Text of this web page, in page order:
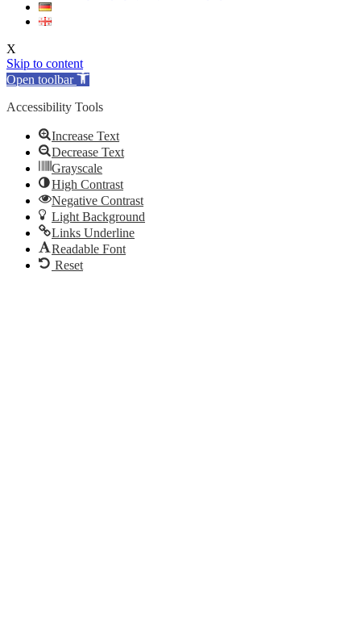
X
Skip to content
Open toolbar
Accessibility Tools
Increase Text
Decrease Text
Grayscale
High Contrast
Negative Contrast
Light Background
Links Underline
Readable Font
Reset